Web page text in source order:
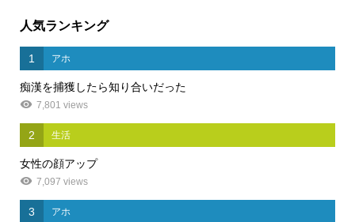
人気ランキング
1 アホ
痴漢を捕獲したら知り合いだった
7,801 views
2 生活
女性の顔アップ
7,097 views
3 アホ